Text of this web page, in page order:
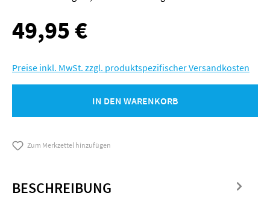
Regulärer Preis:
49,95 €
Preise inkl. MwSt. zzgl. produktspezifischer Versandkosten
IN DEN WARENKORB
Zum Merkzettel hinzufügen
BESCHREIBUNG